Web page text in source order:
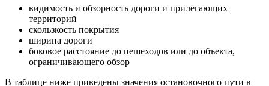
видимость и обзорность дороги и прилегающих
территорий
скользкость покрытия
ширина дороги
боковое расстояние до пешеходов или до объекта,
ограничивающего обзор
В таблице ниже приведены значения остановочного пути в